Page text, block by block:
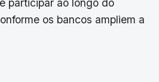
participar ao longo do
os bancos ampliem a